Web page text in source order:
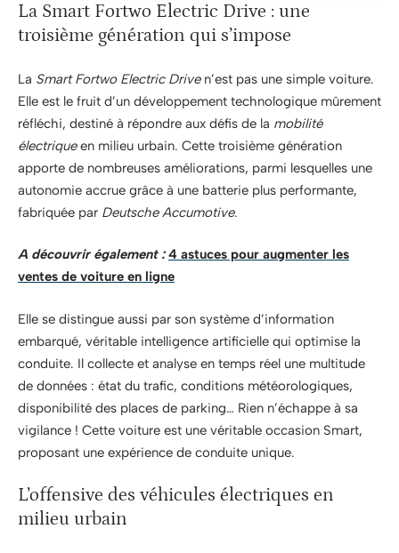
La Smart Fortwo Electric Drive : une
troisième génération qui s’impose
La Smart Fortwo Electric Driven’est pas une simple voiture.
Elle est le fruit d’un développement technologique mûrement
réfléchi, destiné à répondre aux défis de la mobilité
électriqueen milieu urbain. Cette troisième génération
apporte de nombreuses améliorations, parmi lesquelles une
autonomie accrue grâce à une batterie plus performante,
fabriquée par Deutsche Accumotive.
A découvrir également : 4 astuces pour augmenter les
ventes de voiture en ligne
Elle se distingue aussi par son système d’information
embarqué, véritable intelligence artificielle qui optimise la
conduite. Il collecte et analyse en temps réel une multitude
de données : état du trafic, conditions météorologiques,
disponibilité des places de parking… Rien n’échappe à sa
vigilance ! Cette voiture est une véritable occasion Smart,
proposant une expérience de conduite unique.
L’offensive des véhicules électriques en
milieu urbain